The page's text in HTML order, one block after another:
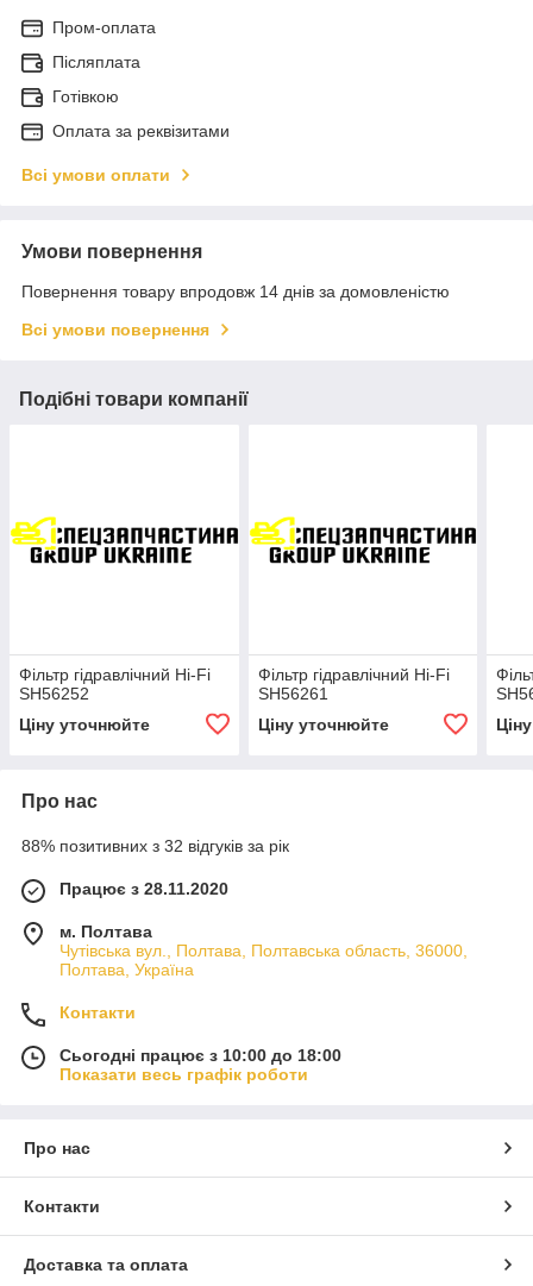
Пром-оплата
Післяплата
Готівкою
Оплата за реквізитами
Всі умови оплати
Умови повернення
Повернення товару впродовж 14 днів за домовленістю
Всі умови повернення
Подібні товари компанії
Фільтр гідравлічний Hi-Fi
SH56252
Ціну уточнюйте
Фільтр гідравлічний Hi-Fi
SH56261
Ціну уточнюйте
Про нас
88% позитивних з 32 відгуків за рік
Працює з 28.11.2020
м. Полтава
Чутівська вул., Полтава, Полтавська область, 36000,
Полтава, Україна
Контакти
Сьогодні працює з 10:00 до 18:00
Показати весь графік роботи
Про нас
Контакти
Доставка та оплата